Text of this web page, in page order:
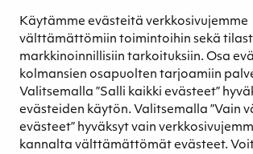
Käytämme evästeitä verkkosivujemme
välttämättömiin toimintoihin sekä
markkinoinnillisiin tarkoituksiin. Osa
kolmansien osapuolten tarjoamiin
Valitsemalla ”Salli kaikki evästeet”
evästeiden käytön. Valitsemalla ”Vain
evästeet” hyväksyt vain
kannalta välttämättömät evästeet.
Turvetuotannon kestävyys
Kestävyyden johtaminen
Retkeilykohteet
Media
Uutiset ja blogit
Podcast